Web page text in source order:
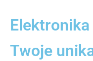
Twoje